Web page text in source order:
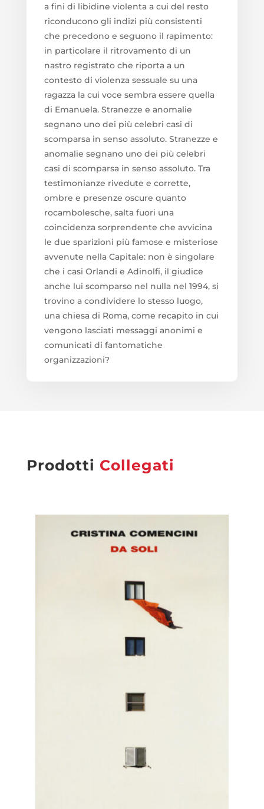
a fini di libidine violenta a cui del resto
riconducono gli indizi più consistenti
che precedono e seguono il rapimento:
in particolare il ritrovamento di un
nastro registrato che riporta a un
contesto di violenza sessuale su una
ragazza la cui voce sembra essere quella
di Emanuela. Stranezze e anomalie
segnano uno dei più celebri casi di
scomparsa in senso assoluto. Stranezze e
anomalie segnano uno dei più celebri
casi di scomparsa in senso assoluto. Tra
testimonianze rivedute e corrette,
ombre e presenze oscure quanto
rocambolesche, salta fuori una
coincidenza sorprendente che avvicina
le due sparizioni più famose e misteriose
avvenute nella Capitale: non è singolare
che i casi Orlandi e Adinolfi, il giudice
anche lui scomparso nel nulla nel 1994, si
trovino a condividere lo stesso luogo,
una chiesa di Roma, come recapito in cui
vengono lasciati messaggi anonimi e
comunicati di fantomatiche
organizzazioni?
Prodotti Collegati